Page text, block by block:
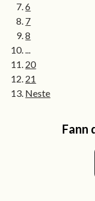
6
7
8
...
20
21
Neste
Fann